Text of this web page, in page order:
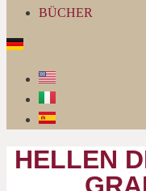
BÜCHER
HELLEN